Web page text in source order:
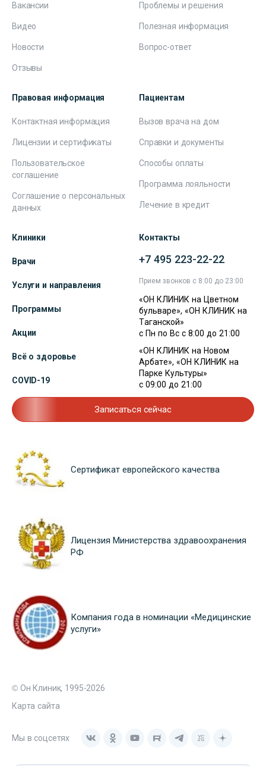
Вакансии
Видео
Новости
Отзывы
Проблемы и решения
Полезная информация
Вопрос-ответ
Правовая информация
Контактная информация
Лицензии и сертификаты
Пользовательское
соглашение
Соглашение о персональных
данных
Пациентам
Вызов врача на дом
Справки и документы
Способы оплаты
Программа лояльности
Лечение в кредит
Клиники
Врачи
Услуги и направления
Программы
Акции
Всё о здоровье
COVID-19
Контакты
+7 495 223-22-22
Прием звонков с 8:00 до 23:00
«ОН КЛИНИК на Цветном
бульваре», «ОН КЛИНИК на
Таганской»
с Пн по Вс с 8:00 до 21:00
«ОН КЛИНИК на Новом
Арбате», «ОН КЛИНИК на
Парке Культуры»
с 09:00 до 21:00
Записаться сейчас
Сертификат европейского качества
Лицензия Министерства здравоохранения
РФ
Компания года в номинации «Медицинские
услуги»
© Он Клиник, 1995-2026
Карта сайта
Мы в соцсетях